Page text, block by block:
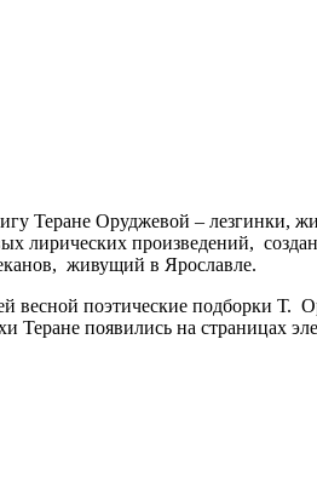
Теране Оруджевой – лезгинки,
лирических произведений,
живущий в Ярославле.
поэтические подборки Т.
появились на страницах